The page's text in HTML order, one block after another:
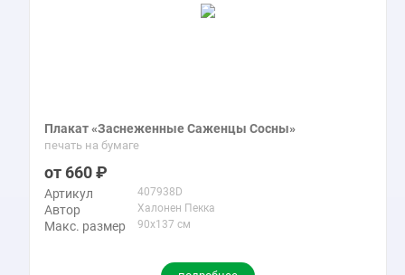
Плакат «Заснеженные Саженцы Сосны»
печать на бумаге
660
Артикул 407938D
Автор Халонен Пекка
Макс. размер 90x137 см